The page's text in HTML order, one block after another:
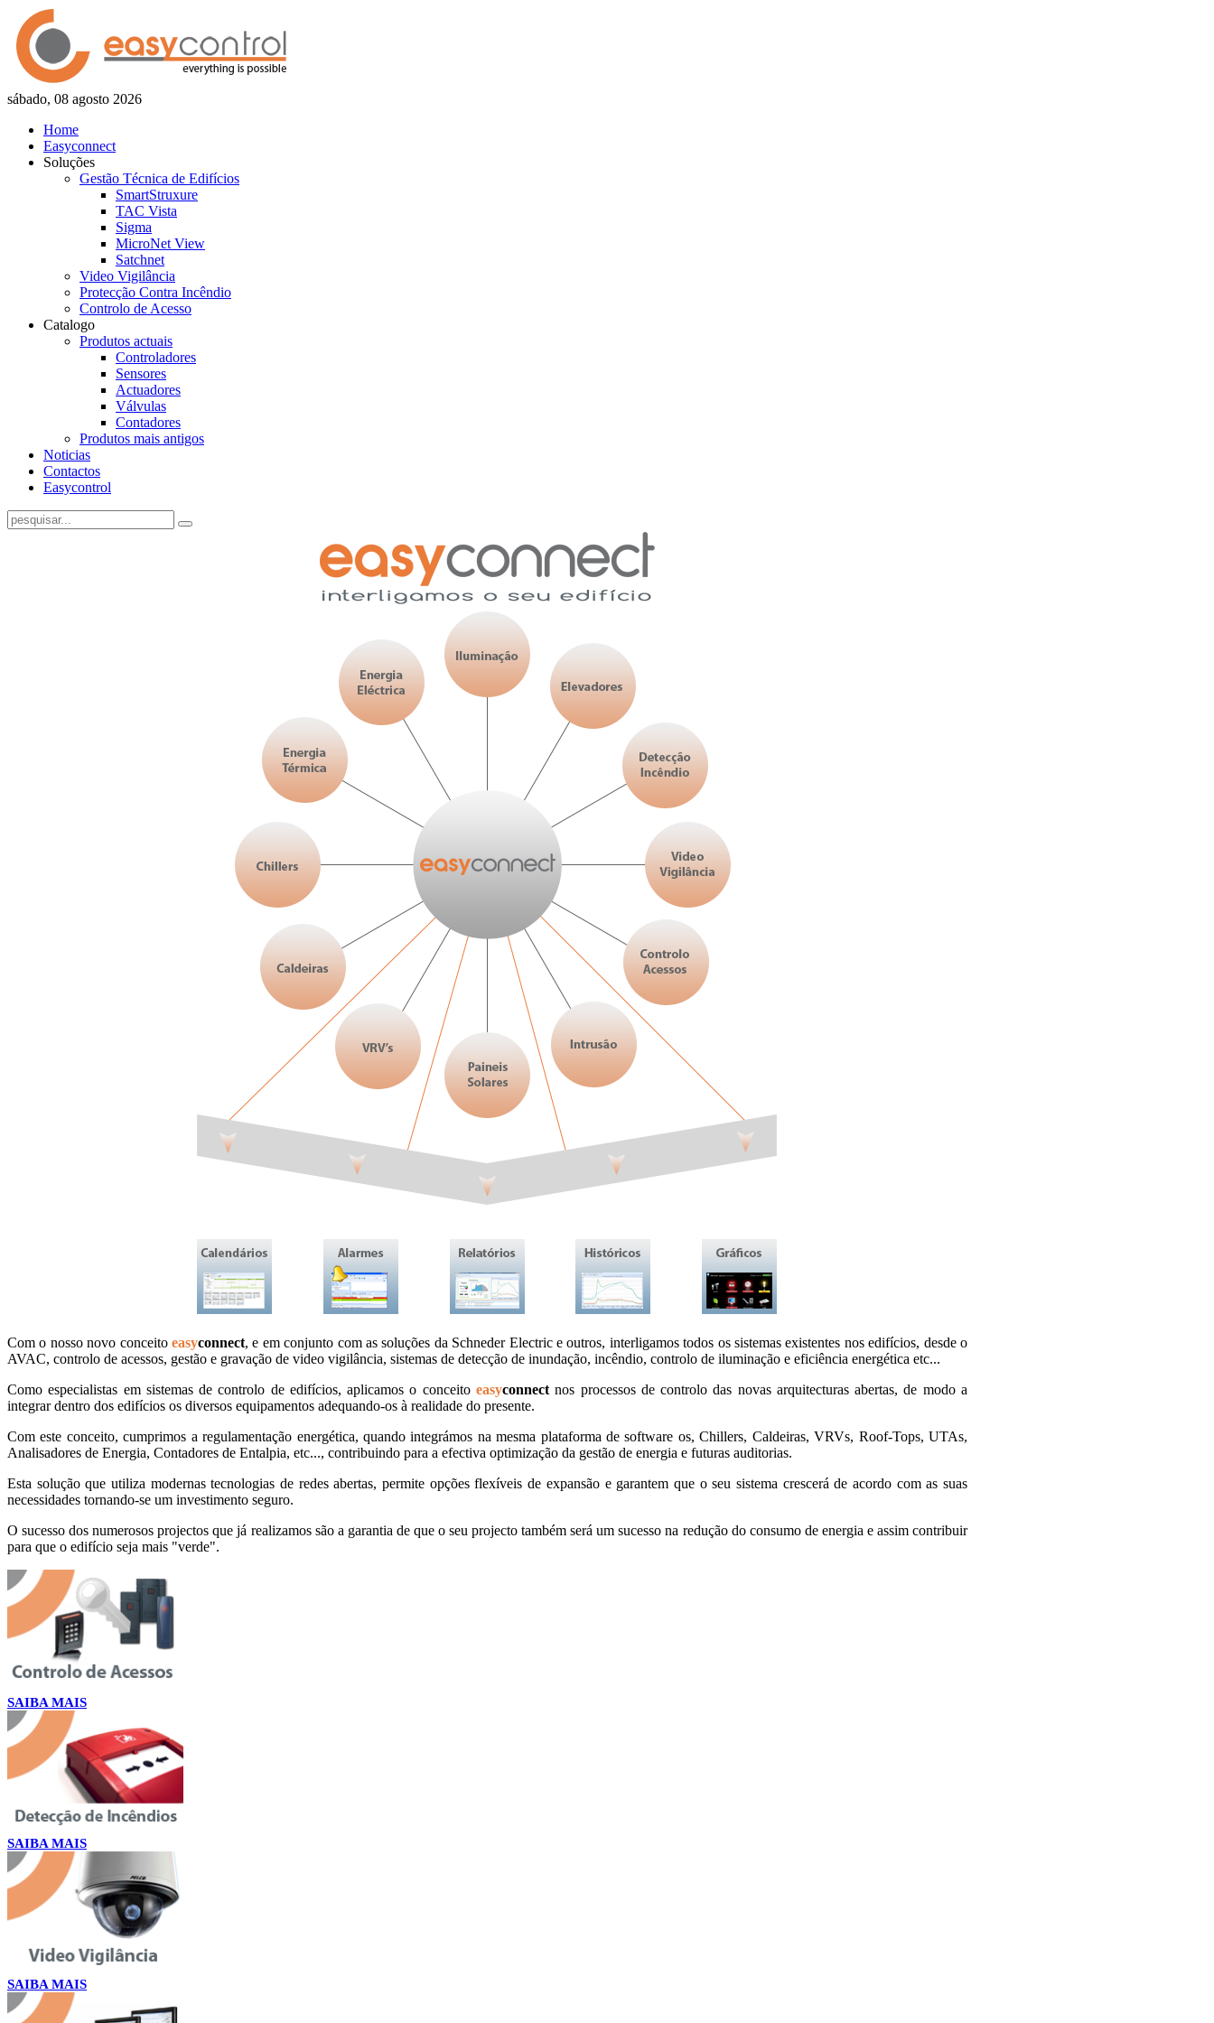
sábado, 08 agosto 2026
Home
Easyconnect
Soluções
Gestão Técnica de Edifícios
SmartStruxure
TAC Vista
Sigma
MicroNet View
Satchnet
Video Vigilância
Protecção Contra Incêndio
Controlo de Acesso
Catalogo
Produtos actuais
Controladores
Sensores
Actuadores
Válvulas
Contadores
Produtos mais antigos
Noticias
Contactos
Easycontrol
Com o nosso novo conceito easyconnect, e em conjunto com as soluções da Schneder Electric e outros, interligamos todos os sistemas existentes nos edifícios, desde o
AVAC, controlo de acessos, gestão e gravação de video vigilância, sistemas de detecção de inundação, incêndio, controlo de iluminação e eficiência energética etc...
Como especialistas em sistemas de controlo de edifícios, aplicamos o conceito easyconnect nos processos de controlo das novas arquitecturas abertas, de modo a
integrar dentro dos edifícios os diversos equipamentos adequando-os à realidade do presente.
Com este conceito, cumprimos a regulamentação energética, quando integrámos na mesma plataforma de software os, Chillers, Caldeiras, VRVs, Roof-Tops, UTAs,
Analisadores de Energia, Contadores de Entalpia, etc..., contribuindo para a efectiva optimização da gestão de energia e futuras auditorias.
Esta solução que utiliza modernas tecnologias de redes abertas, permite opções flexíveis de expansão e garantem que o seu sistema crescerá de acordo com as suas
necessidades tornando-se um investimento seguro.
O sucesso dos numerosos projectos que já realizamos são a garantia de que o seu projecto também será um sucesso na redução do consumo de energia e assim contribuir
para que o edifício seja mais "verde".
SAIBA MAIS
SAIBA MAIS
SAIBA MAIS